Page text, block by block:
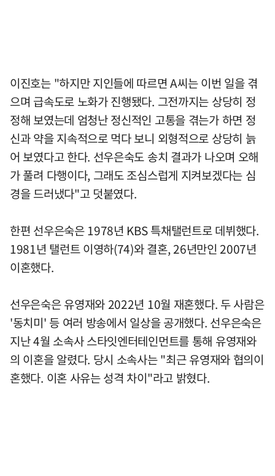
이진호는 "하지만 지인들에 따르면 A씨는 이번 일을 겪
으며 급속도로 노화가 진행됐다. 그전까지는 상당히 정
정해 보였는데 엄청난 정신적인 고통을 겪는가 하면 정
신과 약을 지속적으로 먹다 보니 외형적으로 상당히 늙
어 보였다고 한다. 선우은숙도 송치 결과가 나오며 오해
가 풀려 다행이다, 그래도 조심스럽게 지켜보겠다는 심
경을 드러냈다"고 덧붙였다.
한편 선우은숙은 1978년 KBS 특채탤런트로 데뷔했다.
1981년 탤런트 이영하(74)와 결혼, 26년만인 2007년
이혼했다.
선우은숙은 유영재와 2022년 10월 재혼했다. 두 사람은
'동치미' 등 여러 방송에서 일상을 공개했다. 선우은숙은
지난 4월 소속사 스타잇엔터테인먼트를 통해 유영재와
의 이혼을 알렸다. 당시 소속사는 "최근 유영재와 협의이
혼했다. 이혼 사유는 성격 차이"라고 밝혔다.